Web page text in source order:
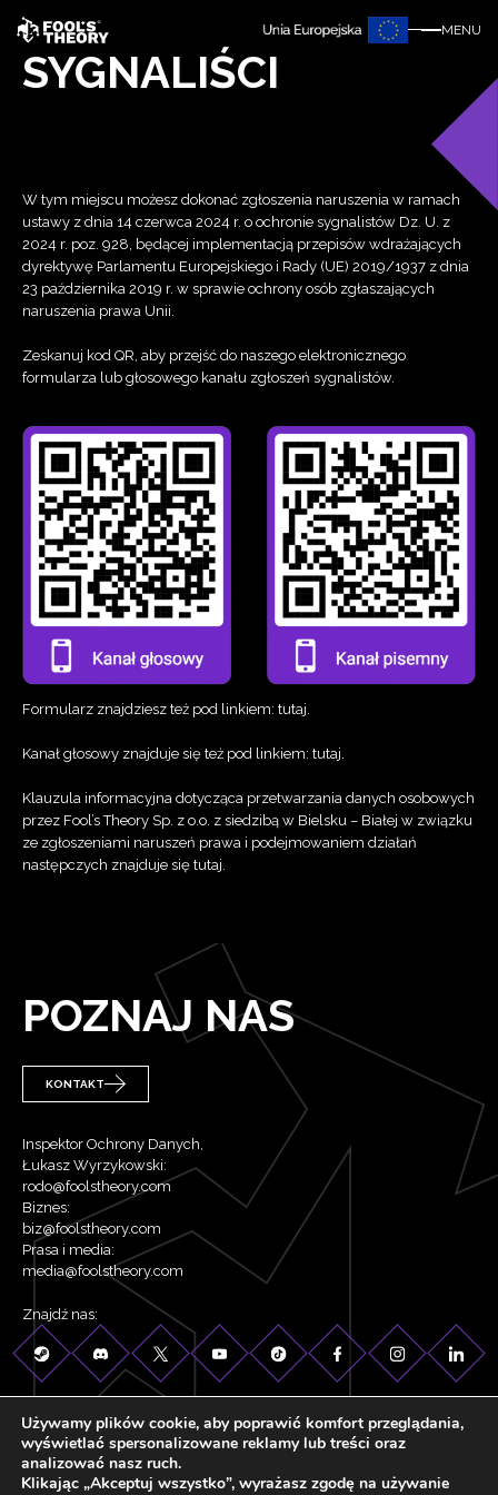
MENU
SYGNALIŚCI
W tym miejscu możesz dokonać zgłoszenia naruszenia w ramach
ustawy z dnia 14 czerwca 2024 r. o ochronie sygnalistów Dz. U. z
2024 r. poz. 928, będącej implementacją przepisów wdrażających
dyrektywę Parlamentu Europejskiego i Rady (UE) 2019/1937 z dnia
23 października 2019 r. w sprawie ochrony osób zgłaszających
naruszenia prawa Unii.
Zeskanuj kod QR, aby przejść do naszego elektronicznego
formularza lub głosowego kanału zgłoszeń sygnalistów.
Formularz znajdziesz też pod linkiem: tutaj.
Kanał głosowy znajduje się też pod linkiem: tutaj.
Klauzula informacyjna dotycząca przetwarzania danych osobowych
przez Fool’s Theory Sp. z o.o. z siedzibą w Bielsku – Białej w związku
ze zgłoszeniami naruszeń prawa i podejmowaniem działań
następczych znajduje się tutaj.
POZNAJ NAS
KONTAKT
Znajdź nas:
Inspektor Ochrony Danych,
Łukasz Wyrzykowski:
rodo@foolstheory.com
Biznes:
biz@foolstheory.com
Prasa i media:
media@foolstheory.com
©2026 Fool's Theory . Wszelkie prawa zastrzeżone.
Używamy plików cookie, aby poprawić komfort przeglądania,
wyświetlać spersonalizowane reklamy lub treści oraz
analizować nasz ruch.
Klikając „Akceptuj wszystko”, wyrażasz zgodę na używanie